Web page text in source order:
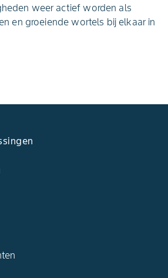
weer actief worden als
en groeiende wortels bij elkaar in